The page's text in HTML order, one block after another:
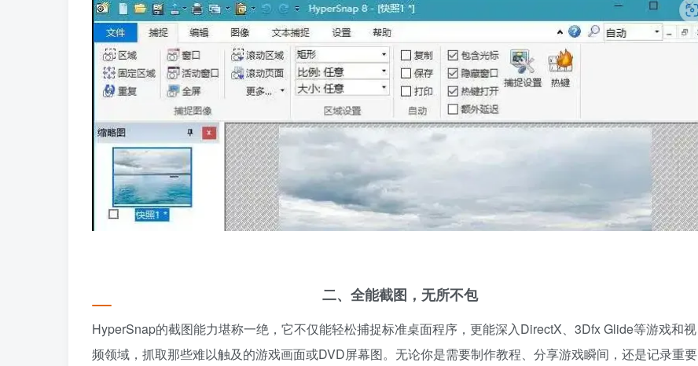
二、全能截图，无所不包
HyperSnap的截图能力堪称一绝，它不仅能轻松捕捉标准桌面程序，更能深入DirectX、3Dfx Glide等游戏和视
频领域，抓取那些难以触及的游戏画面或DVD屏幕图。无论你是需要制作教程、分享游戏瞬间，还是记录重要